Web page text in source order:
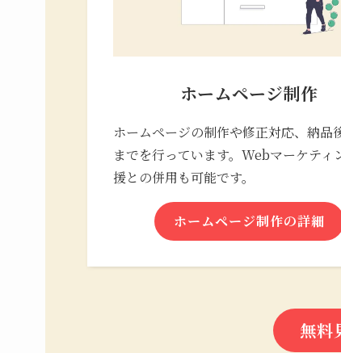
ホームページ制作
ホームページの制作や修正対応、納品
までを行っています。Webマーケティ
援との併用も可能です。
ホームページ制作の詳細
無料